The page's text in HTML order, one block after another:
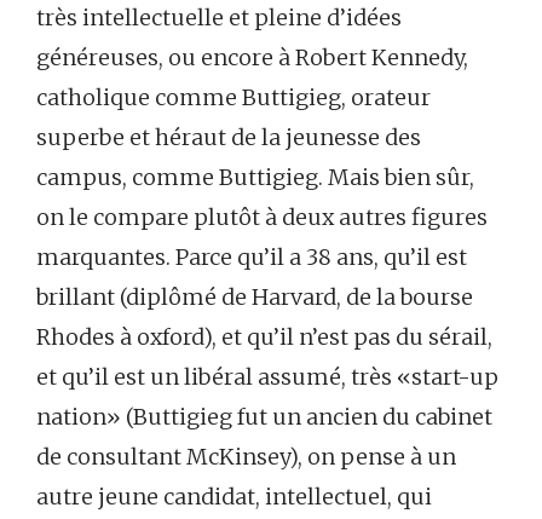
très intellectuelle et pleine d’idées
généreuses, ou encore à Robert Kennedy,
catholique comme Buttigieg, orateur
superbe et héraut de la jeunesse des
campus, comme Buttigieg. Mais bien sûr,
on le compare plutôt à deux autres figures
marquantes. Parce qu’il a 38 ans, qu’il est
brillant (diplômé de Harvard, de la bourse
Rhodes à oxford), et qu’il n’est pas du sérail,
et qu’il est un libéral assumé, très «start-up
nation» (Buttigieg fut un ancien du cabinet
de consultant McKinsey), on pense à un
autre jeune candidat, intellectuel, qui